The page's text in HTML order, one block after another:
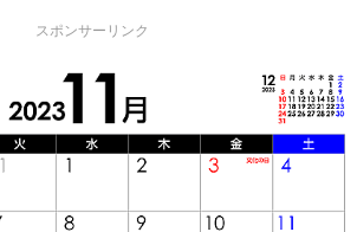
スポンサーリンク